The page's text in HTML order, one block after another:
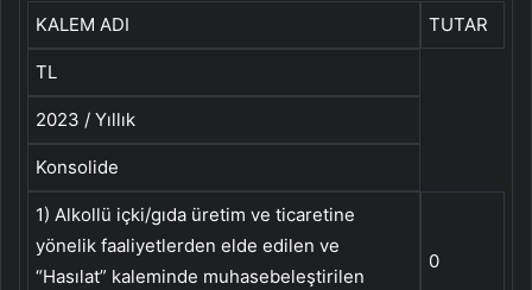
KALEM ADI TUTAR
TL
2023 / Yıllık
Konsolide
1) Alkollü içki/gıda üretim ve ticaretine
yönelik faaliyetlerden elde edilen ve
“Hasılat” kaleminde muhasebeleştirilen
0